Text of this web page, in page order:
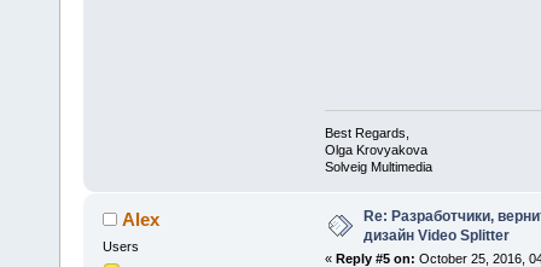
Best Regards,
Olga Krovyakova
Solveig Multimedia
Alex
Users
Re: Разработчики,
дизайн Video Splitter
« Reply #5 on: October 25, 2016,